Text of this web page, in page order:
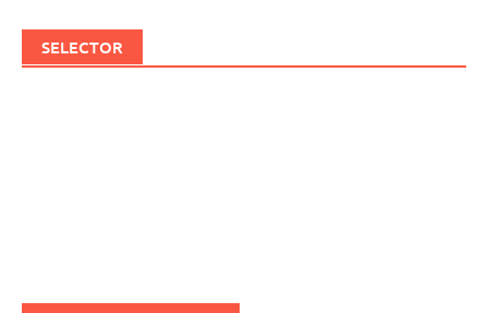
SELECTOR